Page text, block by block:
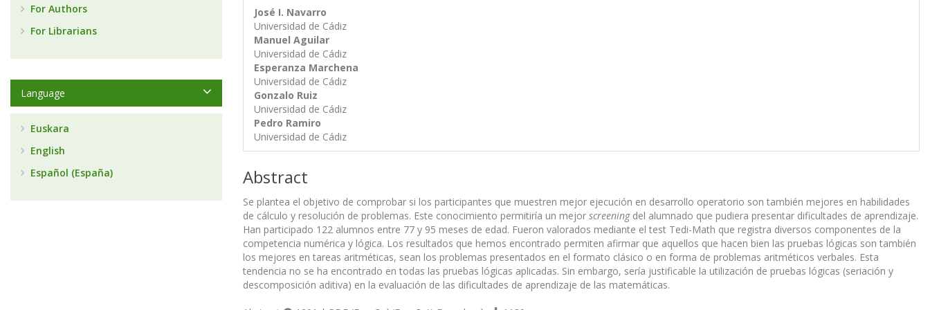
José I. Navarro
Universidad de Cádiz
Manuel Aguilar
Universidad de Cádiz
Esperanza Marchena
Universidad de Cádiz
Gonzalo Ruiz
Universidad de Cádiz
Pedro Ramiro
Universidad de Cádiz
Abstract
Se plantea el objetivo de comprobar si los participantes que muestren mejor ejecución en desarrollo operatorio son también mejores en habilidades
de cálculo y resolución de problemas. Este conocimiento permitiría un mejor screeningdel alumnado que pudiera presentar dificultades de aprendizaje.
Han participado 122 alumnos entre 77 y 95 meses de edad. Fueron valorados mediante el test Tedi-Math que registra diversos componentes de la
competencia numérica y lógica. Los resultados que hemos encontrado permiten afirmar que aquellos que hacen bien las pruebas lógicas son también
los mejores en tareas aritméticas, sean los problemas presentados en el formato clásico o en forma de problemas aritméticos verbales. Esta
tendencia no se ha encontrado en todas las pruebas lógicas aplicadas. Sin embargo, sería justificable la utilización de pruebas lógicas (seriación y
descomposición aditiva) en la evaluación de las dificultades de aprendizaje de las matemáticas.
For Authors
For Librarians
Language
Euskara
English
Español (España)